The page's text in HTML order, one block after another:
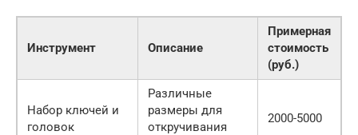
Инструмент Описание
Примерная
стоимость
(руб.)
Набор ключей и
головок
Различные
размеры для
откручивания
2000-5000